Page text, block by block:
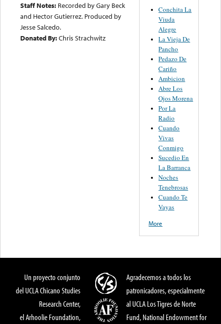
Staff Notes: Recorded by Gary Beck
and Hector Gutierrez. Produced by
Jesse Salcedo.
Donated By:Chris Strachwitz
Conchita La
Viuda
Alegre
La Vieja De
Pancho
Pedazo De
Cariño
Ambicion
Abre Los
Ojos Morena
Por La
Radio
Cuando
Vivas
Conmigo
Sucedio En
La Barranca
Noches
Tenebrosas
Cuando Te
Vayas
More
Un proyecto conjunto
del UCLA Chicano Studies
Research Center,
el Arhoolie Foundation,
Agradecemos a todos los
patronicadores, especialmente
al UCLA Los Tigres de Norte
Fund, National Endowment for